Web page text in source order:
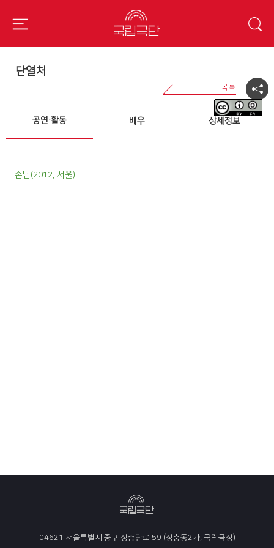
단열처
공연·활동 배우 상세정보
손님(2012, 서울)
04621 서울특별시 중구 장충단로 59 (장충동2가, 국립극장)